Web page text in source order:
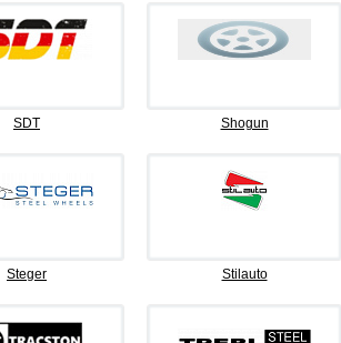
SDT Shogun
Steger Stilauto